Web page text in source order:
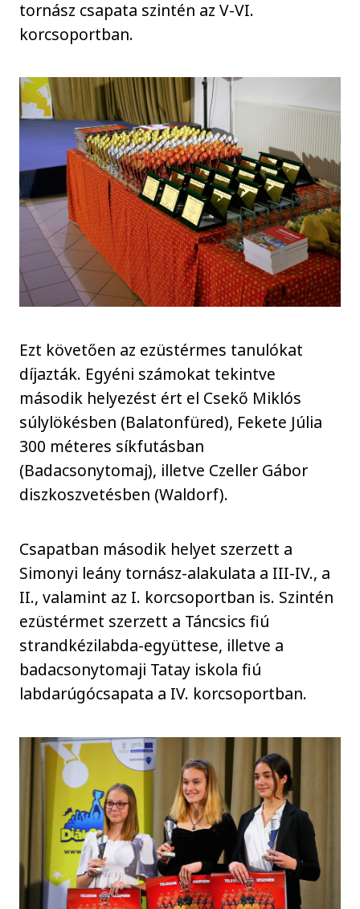
tornász csapata szintén az V-VI.
korcsoportban.
Ezt követően az ezüstérmes tanulókat
díjazták. Egyéni számokat tekintve
második helyezést ért el Csekő Miklós
súlylökésben (Balatonfüred), Fekete Júlia
300 méteres síkfutásban
(Badacsonytomaj), illetve Czeller Gábor
diszkoszvetésben (Waldorf).
Csapatban második helyet szerzett a
Simonyi leány tornász-alakulata a III-IV., a
II., valamint az I. korcsoportban is. Szintén
ezüstérmet szerzett a Táncsics fiú
strandkézilabda-együttese, illetve a
badacsonytomaji Tatay iskola fiú
labdarúgócsapata a IV. korcsoportban.